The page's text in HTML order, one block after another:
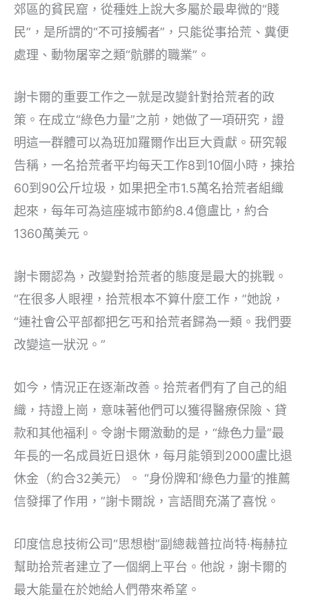
郊區的貧民窟，從種姓上說大多屬於最卑微的“賤
民”，是所謂的“不可接觸者”，只能從事拾荒、糞便
處理、動物屠宰之類“骯髒的職業”。
謝卡爾的重要工作之一就是改變針對拾荒者的政
策。在成立“綠色力量”之前，她做了一項研究，證
明這一群體可以為班加羅爾作出巨大貢獻。研究報
告稱，一名拾荒者平均每天工作8到10個小時，揀拾
60到90公斤垃圾，如果把全市1.5萬名拾荒者組織
起來，每年可為這座城市節約8.4億盧比，約合
1360萬美元。
謝卡爾認為，改變對拾荒者的態度是最大的挑戰。
“在很多人眼裡，拾荒根本不算什麼工作，”她說，
“連社會公平部都把乞丐和拾荒者歸為一類。我們要
改變這一狀況。”
如今，情況正在逐漸改善。拾荒者們有了自己的組
織，持證上崗，意味著他們可以獲得醫療保險、貸
款和其他福利。令謝卡爾激動的是，“綠色力量”最
年長的一名成員近日退休，每月能領到2000盧比退
休金（約合32美元）。 “身份牌和‘綠色力量’的推薦
信發揮了作用，”謝卡爾說，言語間充滿了喜悅。
印度信息技術公司“思想樹”副總裁普拉尚特·梅赫拉
幫助拾荒者建立了一個網上平台。他說，謝卡爾的
最大能量在於她給人們帶來希望。